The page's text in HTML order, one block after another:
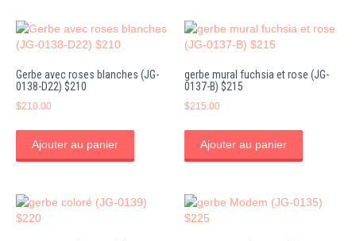
Gerbe avec roses blanches (JG-
0138-D22) $210
$210.00
Ajouter au panier
gerbe mural fuchsia et rose (JG-
0137-B) $215
$215.00
Ajouter au panier